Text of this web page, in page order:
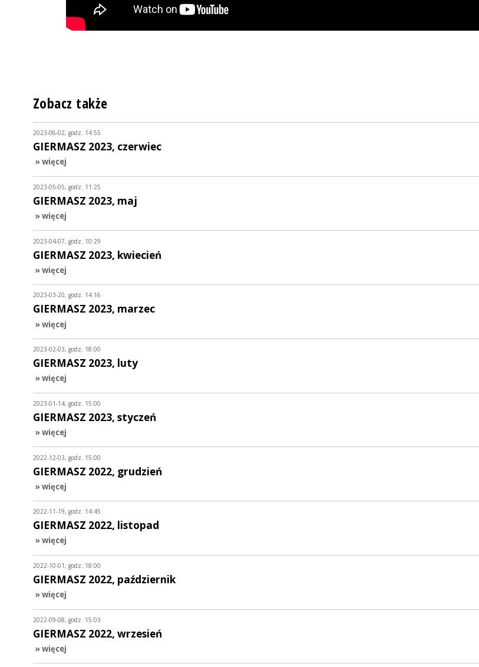
Zobacz także
2023-06-02, godz. 14:55
GIERMASZ 2023, czerwiec
» więcej
2023-05-05, godz. 11:25
GIERMASZ 2023, maj
» więcej
2023-04-07, godz. 10:29
GIERMASZ 2023, kwiecień
» więcej
2023-03-20, godz. 14:16
GIERMASZ 2023, marzec
» więcej
2023-02-03, godz. 18:00
GIERMASZ 2023, luty
» więcej
2023-01-14, godz. 15:00
GIERMASZ 2023, styczeń
» więcej
2022-12-03, godz. 15:00
GIERMASZ 2022, grudzień
» więcej
2022-11-19, godz. 14:45
GIERMASZ 2022, listopad
» więcej
2022-10-01, godz. 18:00
GIERMASZ 2022, październik
» więcej
2022-09-08, godz. 15:03
GIERMASZ 2022, wrzesień
» więcej